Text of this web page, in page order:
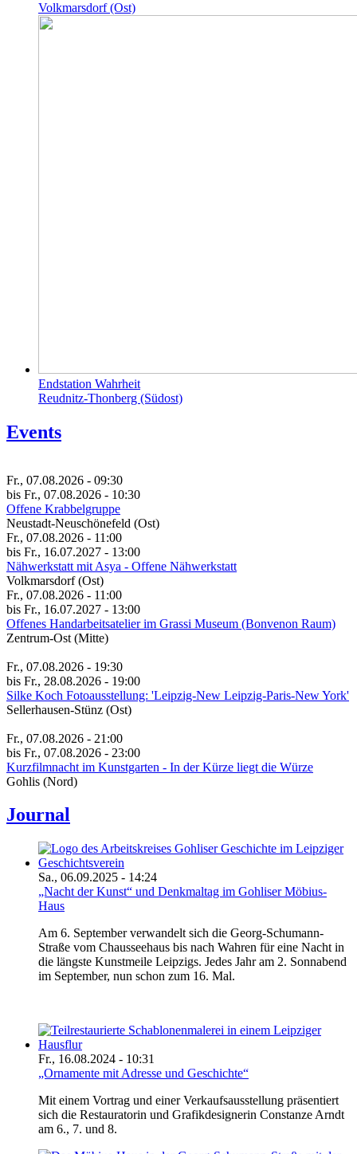
Volkmarsdorf (Ost)
Endstation Wahrheit
Reudnitz-Thonberg (Südost)
Events
Fr., 07.08.2026 - 09:30
bis Fr., 07.08.2026 - 10:30
Offene Krabbelgruppe
Neustadt-Neuschönefeld (Ost)
Fr., 07.08.2026 - 11:00
bis Fr., 16.07.2027 - 13:00
Nähwerkstatt mit Asya - Offene Nähwerkstatt
Volkmarsdorf (Ost)
Fr., 07.08.2026 - 11:00
bis Fr., 16.07.2027 - 13:00
Of­fe­nes Hand­a­r­beit­s­ate­li­er im Gras­si Mu­se­um (Bon­ve­non Raum)
Zentrum-Ost (Mitte)
Fr., 07.08.2026 - 19:30
bis Fr., 28.08.2026 - 19:00
Silke Koch Fotoausstellung: 'Leipzig-New Leipzig-Paris-New York'
Sellerhausen-Stünz (Ost)
Fr., 07.08.2026 - 21:00
bis Fr., 07.08.2026 - 23:00
Kurzfilmnacht im Kunstgarten - In der Kürze liegt die Würze
Gohlis (Nord)
Journal
Sa., 06.09.2025 - 14:24
„Nacht der Kunst“ und Denkmaltag im Gohliser Möbius-
Haus
Am 6. September verwandelt sich die Georg-Schumann-
Straße vom Chausseehaus bis nach Wahren für eine Nacht in
die längste Kunstmeile Leipzigs. Jedes Jahr am 2. Sonnabend
im September, nun schon zum 16. Mal.
Fr., 16.08.2024 - 10:31
„Ornamente mit Adresse und Geschichte“
Mit einem Vortrag und einer Verkaufsausstellung präsentiert
sich die Restauratorin und Grafikdesignerin Constanze Arndt
am 6., 7. und 8.